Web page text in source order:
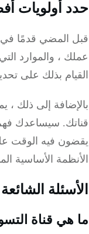
أولويات
المضي قدمًا في أي
، والموارد التي
بذلك على تحديد
إلى ذلك ،
سيساعدك فهم
فيه الوقت على
الأساسية
الشائعة
قناة